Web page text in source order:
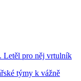
Letěl pro něj vrtulník
týmy k vážně